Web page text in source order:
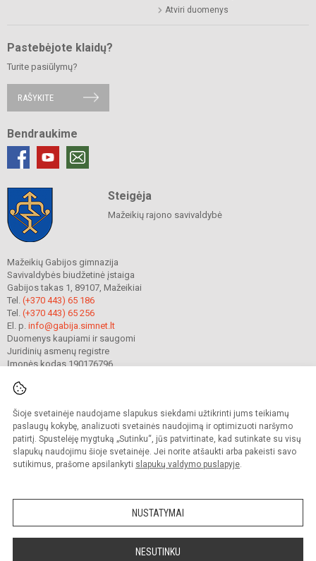
Šioje svetainėje naudojame slapukus siekdami užtikrinti jums teikiamų
paslaugų kokybę, analizuoti svetainės naudojimą ir optimizuoti naršymo
patirtį. Spustelėję mygtuką „Sutinku“, jūs patvirtinate, kad sutinkate su visų
slapukų naudojimu šioje svetainėje. Jei norite atšaukti arba pakeisti savo
sutikimus, prašome apsilankyti slapukų valdymo puslapyje.
NUSTATYMAI
NESUTINKU
Atviri duomenys
Pastebėjote klaidų?
Turite pasiūlymų?
RAŠYKITE
Bendraukime
Steigėja
Mažeikių rajono savivaldybė
Mažeikių Gabijos gimnazija
Savivaldybės biudžetinė įstaiga
Gabijos takas 1, 89107, Mažeikiai
Tel. (+370 443) 65 186
Tel. (+370 443) 65 256
El. p. info@gabija.simnet.lt
Duomenys kaupiami ir saugomi
Juridinių asmenų registre
Įmonės kodas 190176796
© 2023. Mažeikių Gabijos gimnazija. Visos teisės saugomos.
Kopijuoti turinį be raštiško gimnazijos sutikimo griežtai draudžiama.
Prieinamumo paraiška Slapukų valdymas
Sumanus būdas atnaujinti